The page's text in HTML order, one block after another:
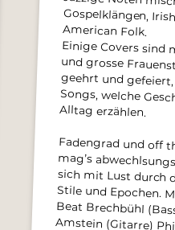
American Folk.
Einige Covers
und grosse
geehrt und gefeiert,
Songs, welche
Alltag erzählen.
Fadengrad und off
mag’s
sich mit Lust durch
Stile und Epochen.
Beat Brechbühl
Amstein